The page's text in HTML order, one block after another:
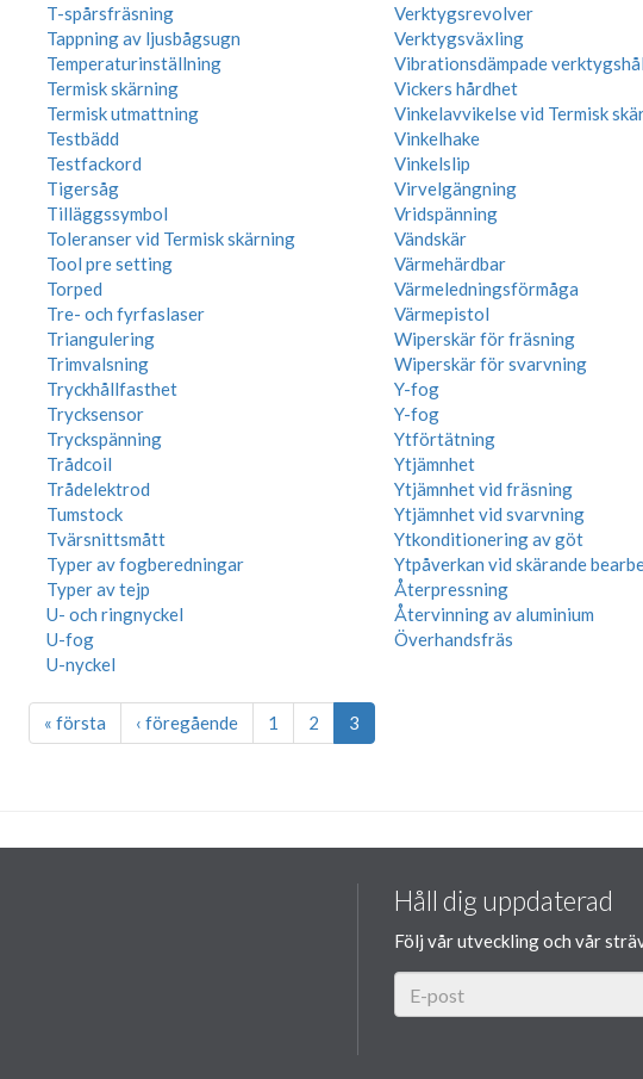
T-spårsfräsning
Tappning av ljusbågsugn
Temperaturinställning
Termisk skärning
Termisk utmattning
Testbädd
Testfackord
Tigersåg
Tilläggssymbol
Toleranser vid Termisk skärning
Tool pre setting
Torped
Tre- och fyrfaslaser
Triangulering
Trimvalsning
Tryckhållfasthet
Trycksensor
Tryckspänning
Trådcoil
Trådelektrod
Tumstock
Tvärsnittsmått
Typer av fogberedningar
Typer av tejp
U- och ringnyckel
U-fog
U-nyckel
Verktygsrevolver
Verktygsväxling
Vibrationsdämpade
Vickers hårdhet
Vinkelavvikelse vid Termisk
Vinkelhake
Vinkelslip
Virvelgängning
Vridspänning
Vändskär
Värmehärdbar
Värmeledningsförmåga
Värmepistol
Wiperskär för fräsning
Wiperskär för svarvning
Y-fog
Y-fog
Ytförtätning
Ytjämnhet
Ytjämnhet vid fräsning
Ytjämnhet vid svarvning
Ytkonditionering av göt
Ytpåverkan vid skärande
Återpressning
Återvinning av aluminium
Överhandsfräs
« första ‹ föregående 1 2 3
Håll dig uppdaterad
Följ vår utveckling och vår